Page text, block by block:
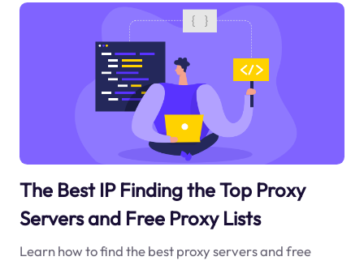
The Best IP Finding the Top Proxy
Servers and Free Proxy Lists
Learn how to find the best proxy servers and free